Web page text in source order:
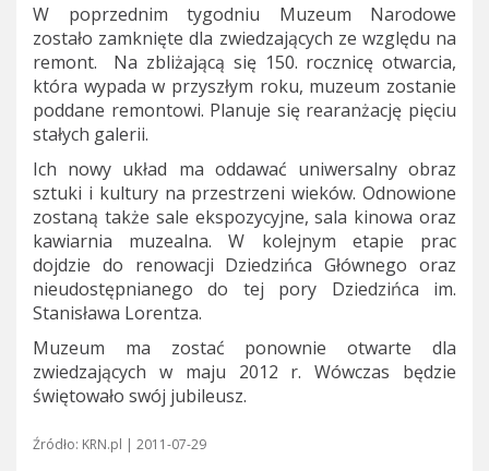
W poprzednim tygodniu Muzeum Narodowe
zostało zamknięte dla zwiedzających ze względu na
remont. Na zbliżającą się 150. rocznicę otwarcia,
która wypada w przyszłym roku, muzeum zostanie
poddane remontowi. Planuje się rearanżację pięciu
stałych galerii.
Ich nowy układ ma oddawać uniwersalny obraz
sztuki i kultury na przestrzeni wieków. Odnowione
zostaną także sale ekspozycyjne, sala kinowa oraz
kawiarnia muzealna. W kolejnym etapie prac
dojdzie do renowacji Dziedzińca Głównego oraz
nieudostępnianego do tej pory Dziedzińca im.
Stanisława Lorentza.
Muzeum ma zostać ponownie otwarte dla
zwiedzających w maju 2012 r. Wówczas będzie
świętowało swój jubileusz.
Źródło: KRN.pl | 2011-07-29